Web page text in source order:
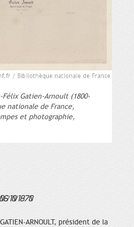
Gatien-Arnoult (1800-
nationale de France,
et photographie,
10/1870
ARNOULT, président de la